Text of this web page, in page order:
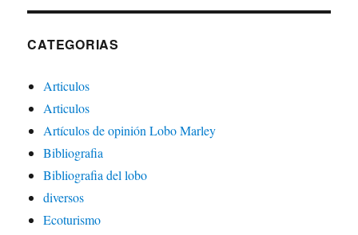
CATEGORIAS
Articulos
Articulos
Artículos de opinión Lobo Marley
Bibliografia
Bibliografia del lobo
diversos
Ecoturismo